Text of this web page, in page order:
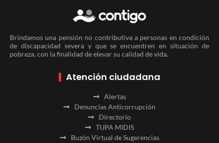
Brindamos una pensión no contributiva a personas en condición
de discapacidad severa y que se encuentren en situación de
pobreza, con la finalidad de elevar su calidad de vida.
Atención ciudadana
Alertas
Denuncias Anticorrupción
Directorio
TUPA MIDIS
Buzón Virtual de Sugerencias